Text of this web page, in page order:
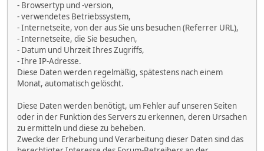
- Browsertyp und -version,
- verwendetes Betriebssystem,
- Internetseite, von der aus Sie uns besuchen (Referrer URL),
- Internetseite, die Sie besuchen,
- Datum und Uhrzeit Ihres Zugriffs,
- Ihre IP-Adresse.
Diese Daten werden regelmäßig, spätestens nach einem
Monat, automatisch gelöscht.
Diese Daten werden benötigt, um Fehler auf unseren Seiten
oder in der Funktion des Servers zu erkennen, deren Ursachen
zu ermitteln und diese zu beheben.
Zwecke der Erhebung und Verarbeitung dieser Daten sind das